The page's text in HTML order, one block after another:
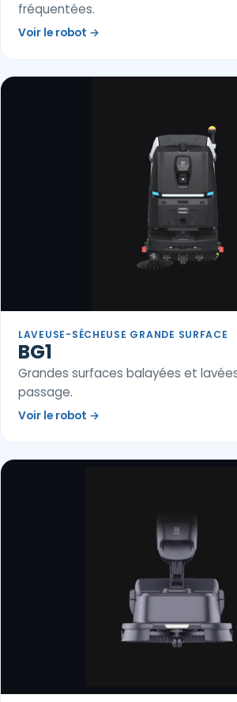
fréquentées.
Voir le robot →
LAVEUSE-SÉCHEUSE GRANDE SURFACE
BG1
Grandes surfaces balayées et
passage.
Voir le robot →